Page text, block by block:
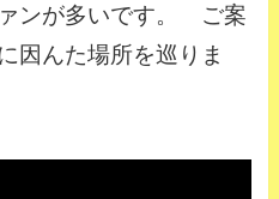
ンが多いです。 ご案
因んた場所を巡りま